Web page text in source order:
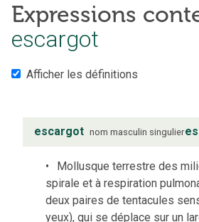
Expressions
escargot
Afficher les définitions
escargot nom masculin singulier
Mollusque terrestre des
spirale et à respiration
deux paires de tentacules
yeux), qui se déplace sur un